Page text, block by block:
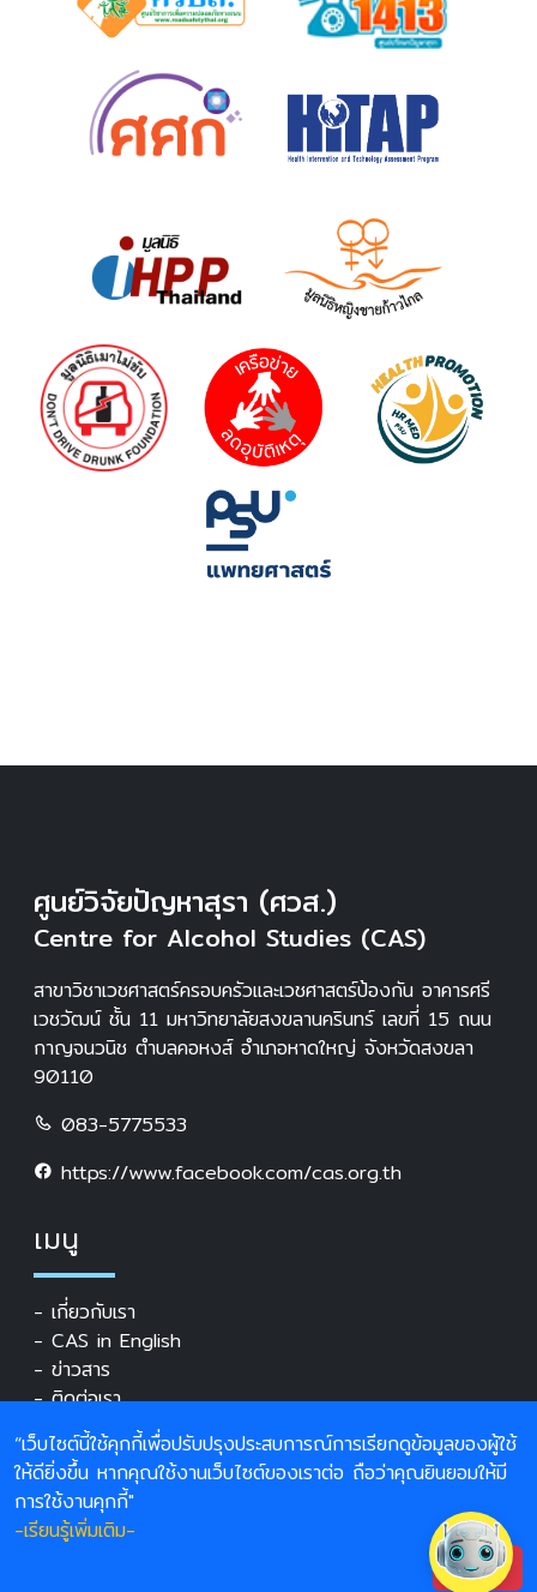
ศูนย์วิจัยปัญหาสุรา (ศวส.)
Centre for Alcohol Studies (CAS)
สาขาวิชาเวชศาสตร์ครอบครัวและเวชศาสตร์ป้องกัน อาคารศรี
เวชวัฒน์ ชั้น 11 มหาวิทยาลัยสงขลานครินทร์ เลขที่ 15 ถนน
กาญจนวนิช ตำบลคอหงส์ อำเภอหาดใหญ่ จังหวัดสงขลา
90110
083-5775533
https://www.facebook.com/cas.org.th
เมนู
- เกี่ยวกับเรา
- CAS in English
- ข่าวสาร
- ติดต่อเรา
เข้าชมแล้ว523,938ครั้ง
“เว็บไซต์นี้ใช้คุกกี้เพื่อปรับปรุงประสบการณ์การเรียกดูข้อมูลของผู้ใช้
ให้ดียิ่งขึ้น หากคุณใช้งานเว็บไซต์ของเราต่อ ถือว่าคุณยินยอมให้มี
การใช้งานคุกกี้"
-เรียนรู้เพิ่มเติม-
ยอมรับ